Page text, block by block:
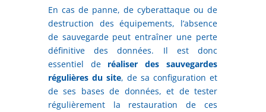
En cas de panne, de cyberattaque ou de
destruction des équipements, l’absence
de sauvegarde peut entraîner une perte
définitive des données. Il est donc
essentiel de réaliser des sauvegardes
régulières du site, de sa configuration et
de ses bases de données, et de tester
régulièrement la restauration de ces